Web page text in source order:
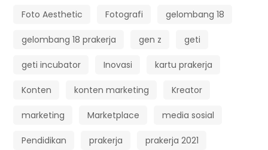
Foto Aesthetic Fotografi gelombang 18
gelombang 18 prakerja gen z geti
geti incubator Inovasi kartu prakerja
Konten konten marketing Kreator
marketing Marketplace media sosial
Pendidikan prakerja prakerja 2021